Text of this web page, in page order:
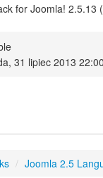
for Joomla! 2.5.13
31 lipiec 2013 22:00
/ Joomla 2.5